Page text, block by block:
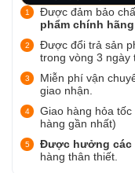
Được đảm bảo
phẩm chính hãng
Được đổi trả sản
trong vòng 3 ngày
Miễn phí vận
giao nhận.
Giao hàng hỏa
hàng gần nhất)
Được hưởng các
hàng thân thiết.